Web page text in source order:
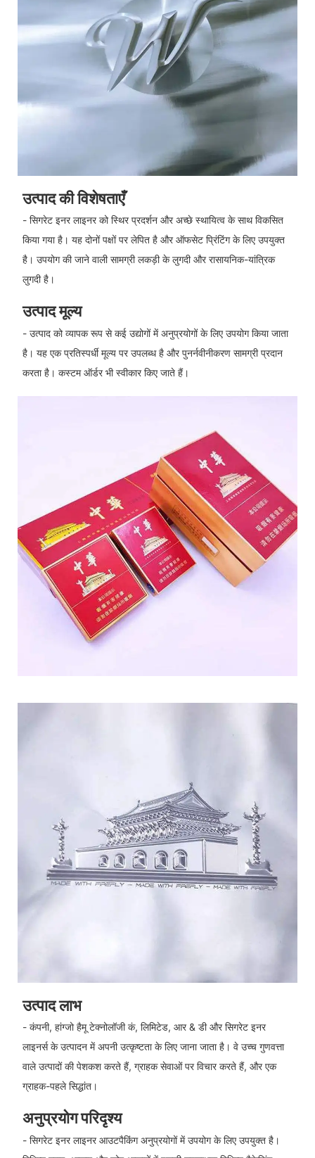
उत्पाद की विशेषताएँ
- सिगरेट इनर लाइनर को स्थिर प्रदर्शन और अच्छे स्थायित्व के साथ विकसित
किया गया है। यह दोनों पक्षों पर लेपित है और ऑफसेट प्रिंटिंग के लिए उपयुक्त
है। उपयोग की जाने वाली सामग्री लकड़ी के लुगदी और रासायनिक-यांत्रिक
लुगदी है।
उत्पाद मूल्य
- उत्पाद को व्यापक रूप से कई उद्योगों में अनुप्रयोगों के लिए उपयोग किया जाता
है। यह एक प्रतिस्पर्धी मूल्य पर उपलब्ध है और पुनर्नवीनीकरण सामग्री प्रदान
करता है। कस्टम ऑर्डर भी स्वीकार किए जाते हैं।
उत्पाद लाभ
- कंपनी, हांग्जो हैमू टेक्नोलॉजी कं, लिमिटेड, आर & डी और सिगरेट इनर
लाइनर्स के उत्पादन में अपनी उत्कृष्टता के लिए जाना जाता है। वे उच्च गुणवत्ता
वाले उत्पादों की पेशकश करते हैं, ग्राहक सेवाओं पर विचार करते हैं, और एक
ग्राहक-पहले सिद्धांत।
अनुप्रयोग परिदृश्य
- सिगरेट इनर लाइनर आउटपैकिंग अनुप्रयोगों में उपयोग के लिए उपयुक्त है।